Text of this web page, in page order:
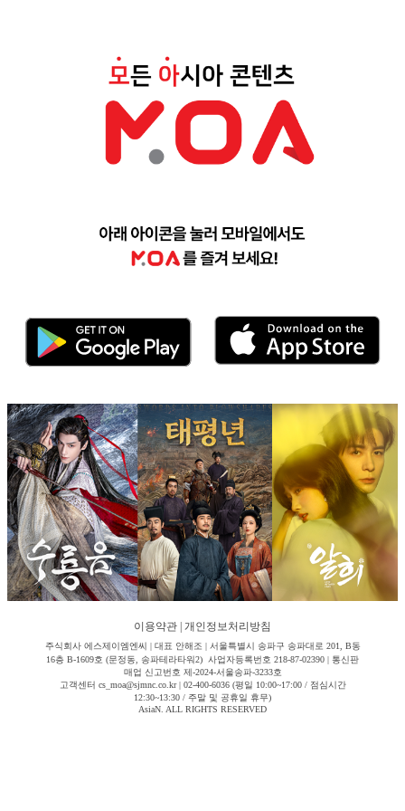
이용약관 개인정보처리방침
주식회사 에스제이엠엔씨 | 대표 안해조 | 서울특별시 송파구 송파대로 201, B동
16층 B-1609호 (문정동, 송파테라타워2) 사업자등록번호 218-87-02390 | 통신판
매업 신고번호 제-2024-서울송파-3233호
고객센터 cs_moa@sjmnc.co.kr | 02-400-6036 (평일 10:00~17:00 / 점심시간
12:30~13:30 / 주말 및 공휴일 휴무)
AsiaN. ALL RIGHTS RESERVED